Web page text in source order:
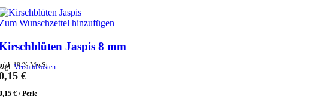
Wunschzettel hinzufügen
Jaspis 8 mm
19 % MwSt.
Versandkosten
€
€ /Perle